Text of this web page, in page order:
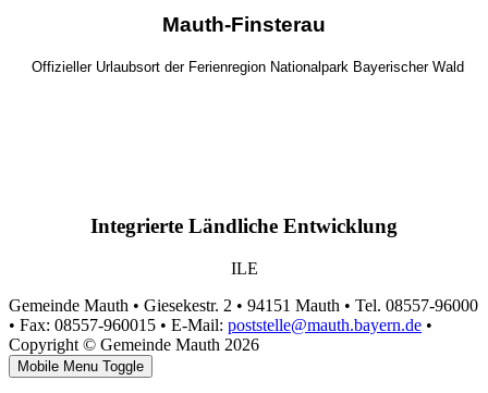
Mauth-Finsterau
Offizieller Urlaubsort der Ferienregion Nationalpark Bayerischer Wald
Integrierte Ländliche Entwicklung
ILE
Gemeinde Mauth • Giesekestr. 2 • 94151 Mauth • Tel. 08557-96000
• Fax: 08557-960015 • E-Mail: poststelle@mauth.bayern.de •
Copyright © Gemeinde Mauth 2026
Mobile Menu Toggle